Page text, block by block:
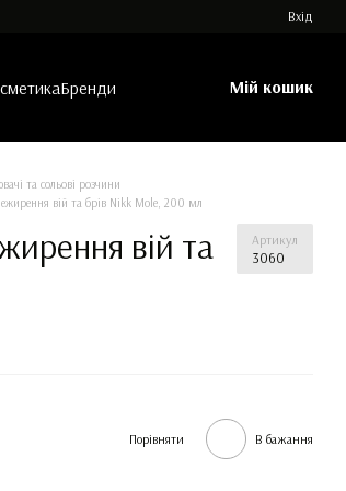
Вхід
Бренди Мій кошик
та сольові розчини
вій та брів Nikk Mole, 200 мл
вій та
Артикул
3060
Порівняти В бажання